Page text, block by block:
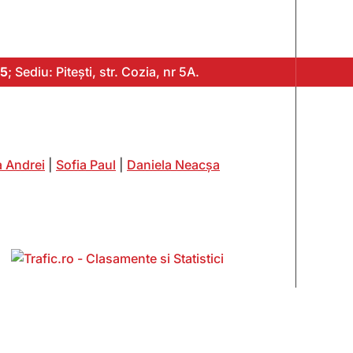
; Sediu: Pitești, str. Cozia, nr 5A.
Andrei Sofia Paul
Daniela Neacșa